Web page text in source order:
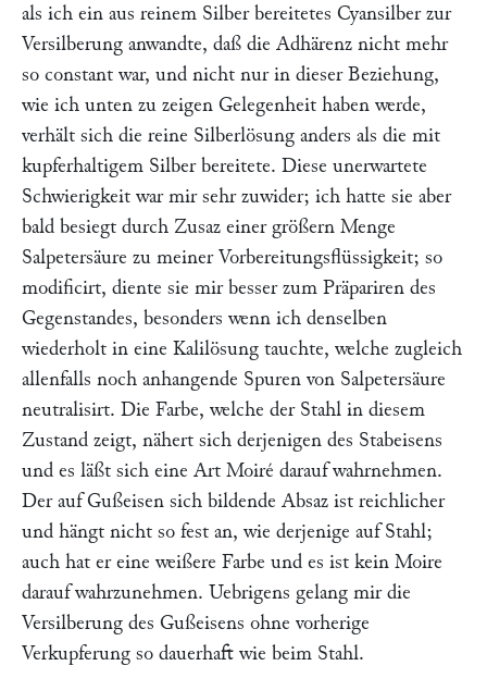
als ich ein aus reinem Silber bereitetes Cyansilber zur
Versilberung anwandte, daß die Adhärenz nicht mehr
so constant war, und nicht nur in dieser Beziehung,
wie ich unten zu zeigen Gelegenheit haben werde,
verhält sich die reine Silberlösung anders als die mit
kupferhaltigem Silber bereitete. Diese unerwartete
Schwierigkeit war mir sehr zuwider; ich hatte sie aber
bald besiegt durch Zusaz einer größern Menge
Salpetersäure zu meiner Vorbereitungsflüssigkeit; so
modificirt, diente sie mir besser zum Präpariren des
Gegenstandes, besonders wenn ich denselben
wiederholt in eine Kalilösung tauchte, welche zugleich
allenfalls noch anhangende Spuren von Salpetersäure
neutralisirt. Die Farbe, welche der Stahl in diesem
Zustand zeigt, nähert sich derjenigen des Stabeisens
und es läßt sich eine Art Moiré darauf wahrnehmen.
Der auf Gußeisen sich bildende Absaz ist reichlicher
und hängt nicht so fest an, wie derjenige auf Stahl;
auch hat er eine weißere Farbe und es ist kein Moire
darauf wahrzunehmen. Uebrigens gelang mir die
Versilberung des Gußeisens ohne vorherige
Verkupferung so dauerhaft wie beim Stahl.